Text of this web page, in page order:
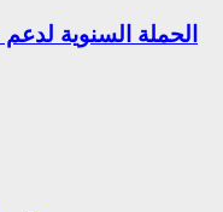
الحملة السنوية